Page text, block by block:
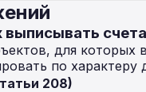
выписывать
для которых
по характеру
208)